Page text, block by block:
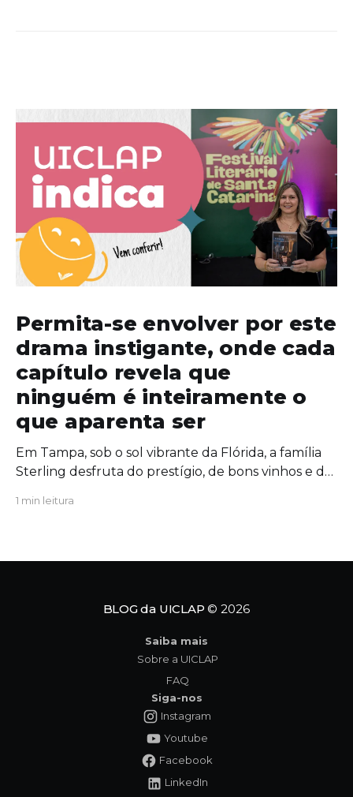
Permita-se envolver por este
drama instigante, onde cada
capítulo revela que
ninguém é inteiramente o
que aparenta ser
Em Tampa, sob o sol vibrante da Flórida, a família
Sterling desfruta do prestígio, de bons vinhos e de
trás das portas fechadas da mansão, segredos
ressurge com um
1 min leitura
BLOG da UICLAP © 2026
Saiba mais
Sobre a UICLAP
FAQ
Siga-nos
Instagram
Youtube
Facebook
LinkedIn